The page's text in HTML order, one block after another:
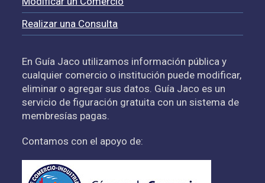
Realizar una Consulta
En Guía Jaco utilizamos información pública y
cualquier comercio o institución puede modificar,
eliminar o agregar sus datos. Guía Jaco es un
servicio de figuración gratuita con un sistema de
membresías pagas.
Contamos con el apoyo de: